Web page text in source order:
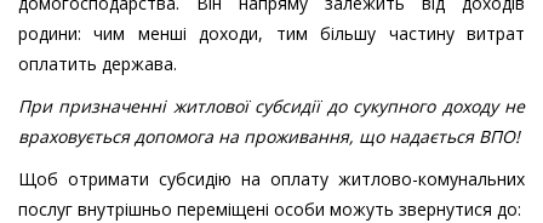
родини: чим менші доходи, тим більшу частину витрат
оплатить держава.
При призначенні житлової субсидії до сукупного доходу не
враховується допомога на проживання, що надається ВПО!
Щоб отримати субсидію на оплату житлово-комунальних
послуг внутрішньо переміщені особи можуть звернутися до: